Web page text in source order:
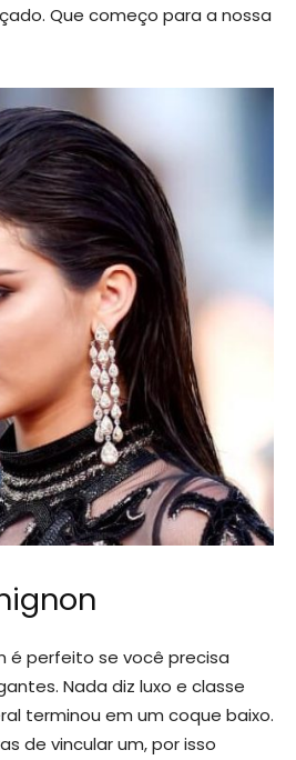
Que começo para a nossa
é perfeito se você precisa
Nada diz luxo e classe
terminou em um coque baixo.
de vincular um, por isso